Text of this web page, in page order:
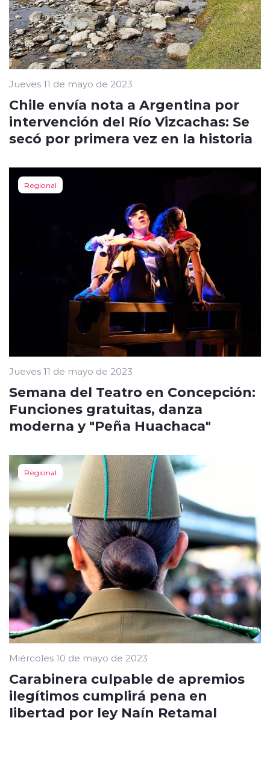
Jueves 11 de mayo de 2023
Chile envía nota a Argentina por
intervención del Río Vizcachas: Se
secó por primera vez en la historia
Regional
Jueves 11 de mayo de 2023
Semana del Teatro en Concepción:
Funciones gratuitas, danza
moderna y "Peña Huachaca"
Regional
Miércoles 10 de mayo de 2023
Carabinera culpable de apremios
ilegítimos cumplirá pena en
libertad por ley Naín Retamal